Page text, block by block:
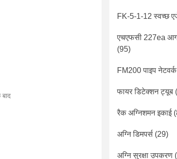
FK-5-1-12 स्वच्छ
एचएफसी 227ea आग
(95)
FM200 पाइप
फायर डिटेक्शन ट्यूब
रैक अग्निशमन इकाई
अग्नि डिमपर्स (29)
अग्नि सुरक्षा उपकरण